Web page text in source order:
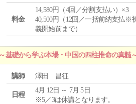
料金
14,580円（4回／分割支払い）×3
40,500円（12回／一括前納支払※
義開始前まで）
基礎から学ぶ本場・中国の四柱推命の真髄
講師 澤田 昌征
日程
4月 12日 ～ 7月 5日
※5／3は休講となります。